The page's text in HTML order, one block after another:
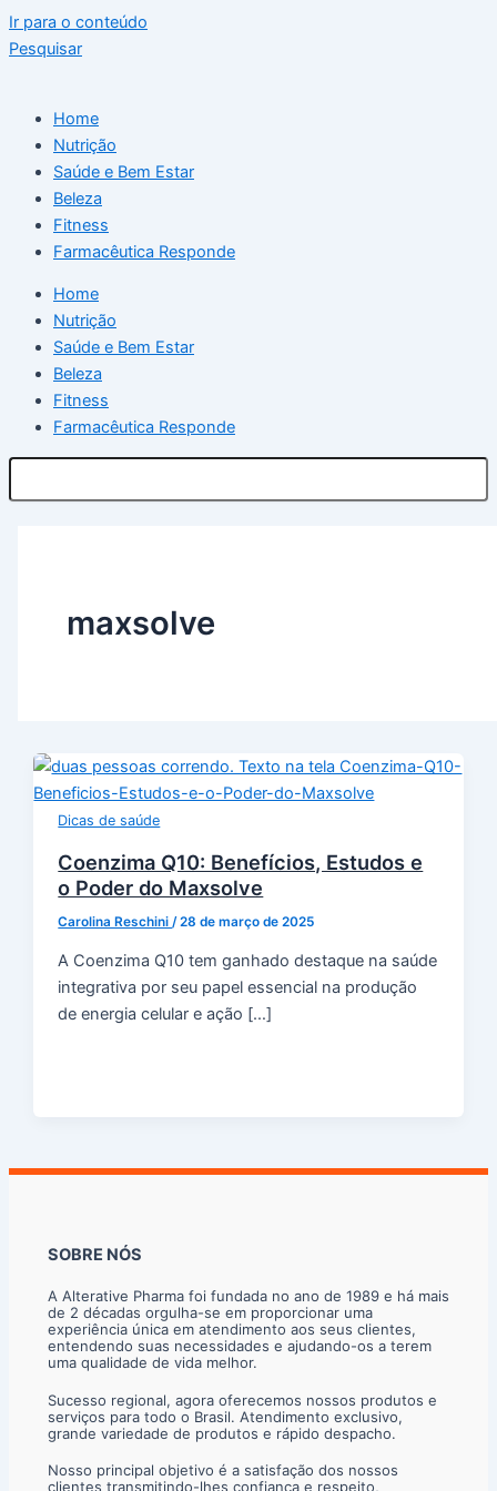
Ir para o conteúdo
Pesquisar
Home
Nutrição
Saúde e Bem Estar
Beleza
Fitness
Farmacêutica Responde
Home
Nutrição
Saúde e Bem Estar
Beleza
Fitness
Farmacêutica Responde
maxsolve
Dicas de saúde
Coenzima Q10: Benefícios, Estudos e
o Poder do Maxsolve
Carolina Reschini/28 de março de 2025
A Coenzima Q10 tem ganhado destaque na saúde
integrativa por seu papel essencial na produção
de energia celular e ação […]
SOBRE NÓS
A Alterative Pharma foi fundada no ano de 1989 e há mais
de 2 décadas orgulha-se em proporcionar uma
experiência única em atendimento aos seus clientes,
entendendo suas necessidades e ajudando-os a terem
uma qualidade de vida melhor.
Sucesso regional, agora oferecemos nossos produtos e
serviços para todo o Brasil. Atendimento exclusivo,
grande variedade de produtos e rápido despacho.
Nosso principal objetivo é a satisfação dos nossos
clientes transmitindo-lhes confiança e respeito,